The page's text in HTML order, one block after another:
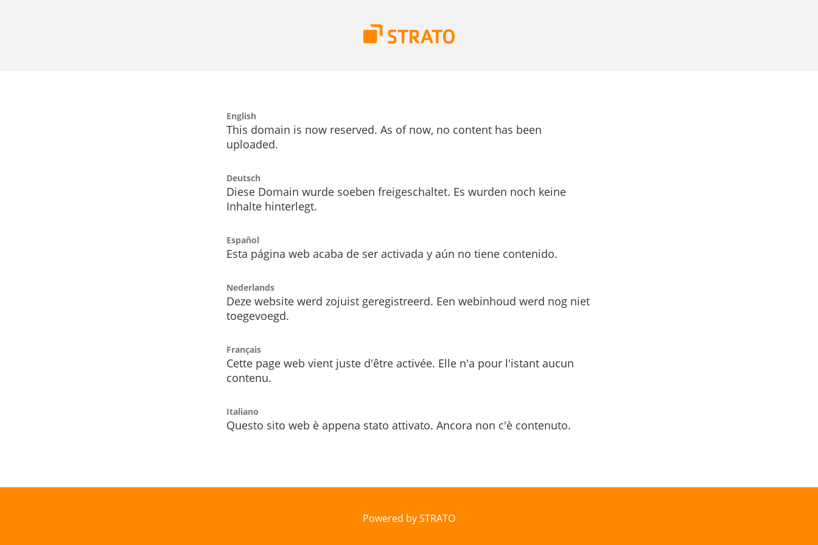
English
This domain is now reserved. As of now, no content has been
uploaded.
Deutsch
Diese Domain wurde soeben freigeschaltet. Es wurden noch keine
Inhalte hinterlegt.
Español
Esta página web acaba de ser activada y aún no tiene contenido.
Nederlands
Deze website werd zojuist geregistreerd. Een webinhoud werd nog niet
toegevoegd.
Français
Cette page web vient juste d'être activée. Elle n'a pour l'istant aucun
contenu.
Italiano
Questo sito web è appena stato attivato. Ancora non c'è contenuto.
Powered by STRATO